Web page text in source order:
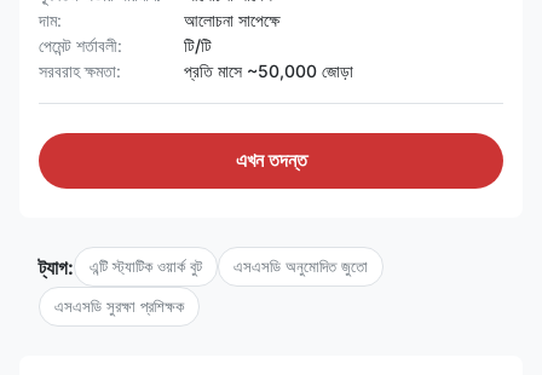
দাম:
আলোচনা সাপেক্ষে
পেমেন্ট শর্তাবলী:
টি/টি
সরবরাহ ক্ষমতা:
প্রতি মাসে ~50,000 জোড়া
এখন তদন্ত
ট্যাগ: এন্টি স্ট্যাটিক ওয়ার্ক বুট এসএসডি অনুমোদিত জুতো
এসএসডি সুরক্ষা প্রশিক্ষক